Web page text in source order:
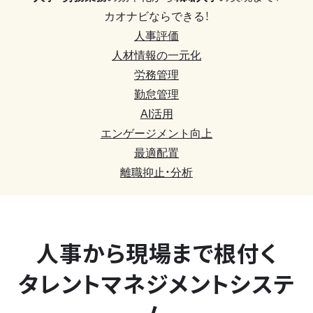
カオナビならできる！
人事評価
人材情報の一元化
労務管理
勤怠管理
AI活用
エンゲージメント向上
最適配置
離職抑止・分析
人事から現場まで根付く
タレントマネジメントシステ